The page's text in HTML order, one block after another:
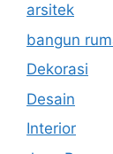
arsitek
bangun
Dekorasi
Desain
Interior